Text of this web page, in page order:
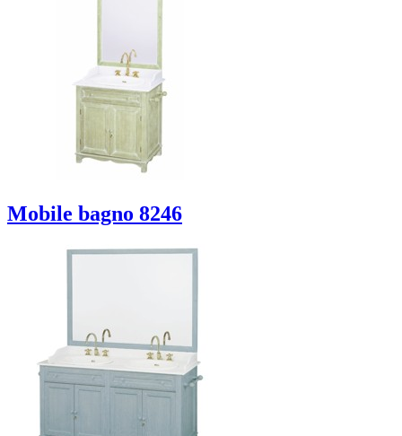
Mobile bagno 8246